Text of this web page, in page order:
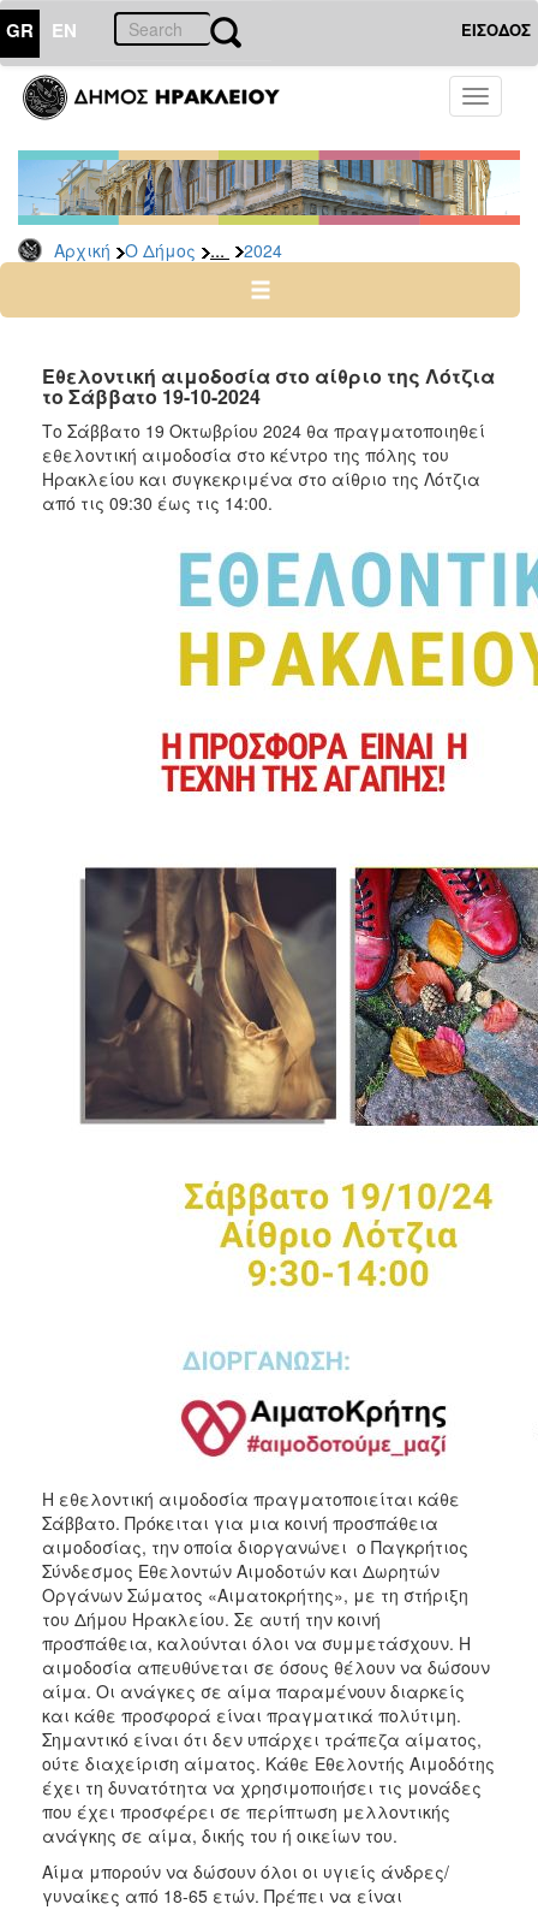
GR EN ΕΙΣΟΔΟΣ
Toggle
Αρχική Ο Δήμος ... 2024
ΔΗΜΟΣ
Δελτία
Τύπου
Αρχείο
2026
2024
2022
2021
2020
2019
ΠΟΛΙΤΙΣΜΟΣ
ΑΝΘΕΚΤΙΚΗ
Εθελοντική αιμοδοσία στο αίθριο της Λότζια
το Σάββατο 19-10-2024
Το Σάββατο 19 Οκτωβρίου 2024 θα πραγματοποιηθεί
εθελοντική αιμοδοσία στο κέντρο της πόλης του
Ηρακλείου και συγκεκριμένα στο αίθριο της Λότζια
από τις 09:30 έως τις 14:00.
Η εθελοντική αιμοδοσία πραγματοποιείται κάθε
Σάββατο. Πρόκειται για μια κοινή προσπάθεια
αιμοδοσίας, την οποία διοργανώνει ο Παγκρήτιος
Σύνδεσμος Εθελοντών Αιμοδοτών και Δωρητών
Οργάνων Σώματος «Αιματοκρήτης», με τη στήριξη
του Δήμου Ηρακλείου. Σε αυτή την κοινή
προσπάθεια, καλούνται όλοι να συμμετάσχουν. Η
αιμοδοσία απευθύνεται σε όσους θέλουν να δώσουν
αίμα. Οι ανάγκες σε αίμα παραμένουν διαρκείς
και κάθε προσφορά είναι πραγματικά πολύτιμη.
Σημαντικό είναι ότι δεν υπάρχει τράπεζα αίματος,
ούτε διαχείριση αίματος. Κάθε Εθελοντής Αιμοδότης
έχει τη δυνατότητα να χρησιμοποιήσει τις μονάδες
που έχει προσφέρει σε περίπτωση μελλοντικής
ανάγκης σε αίμα, δικής του ή οικείων του.
Αίμα μπορούν να δώσουν όλοι οι υγιείς άνδρες/
γυναίκες από 18-65 ετών. Πρέπει να είναι